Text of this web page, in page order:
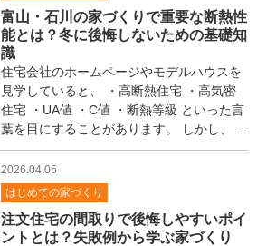
富山・石川の家づくりで重要な断熱性
能とは？冬に後悔しないための基礎知
識
住宅会社のホームページやモデルハウスを
見学していると、 ・高断熱住宅 ・高気密
住宅 ・UA値 ・C値 ・断熱等級 といった言
葉を目にすることがあります。 しかし、 ...
2026.04.05
はじめての家づくり
注文住宅の間取りで後悔しやすいポイ
ントとは？失敗例から学ぶ家づくり